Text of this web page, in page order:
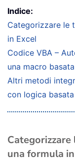
Indice:
Categorizzare le
in Excel
Codice VBA –
una macro
Altri metodi
con logica
Categorizzare
una formula